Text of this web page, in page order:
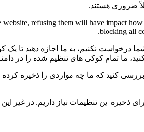
ضروری هستند.
website, refusing them will have impact
blocking all
درخواست نکنیم، به ما اجازه دهید تا
کنید، ما تمام کوکی های تنظیم شده را در
کنید که ما چه مواردی را ذخیره کرده
دائمی نوار پیام و رد کردن همه ی کوکی ها این گزینه را فعال کنید. ما به 2